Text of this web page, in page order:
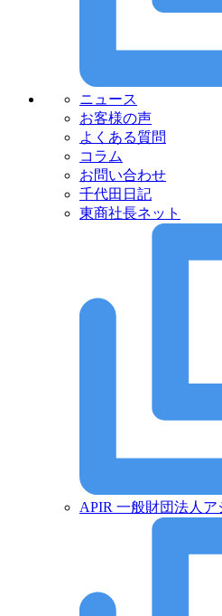
ニュース
お客様の声
よくある質問
コラム
お問い合わせ
千代田日記
東商社長ネット
APIR 一般財団法人